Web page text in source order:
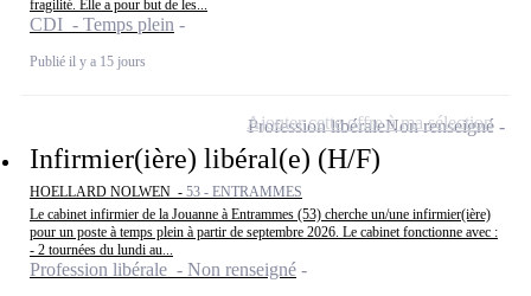
fragilité. Elle a pour but de les...
CDI - Temps plein
Publié il y a 15 jours
Infirmier(ière) libéral(e) (H/F)
HOELLARD NOLWEN - 53 - ENTRAMMES
Le cabinet infirmier de la Jouanne à Entrammes (53) cherche un/une infirmier(ière)
pour un poste à temps plein à partir de septembre 2026. Le cabinet fonctionne avec :
- 2 tournées du lundi au...
Profession libérale - Non renseigné
Profession libéraleNon renseigné
Ajouter cette offre à ma sélection